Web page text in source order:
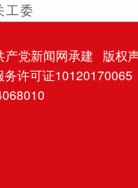
工委
党新闻网承建 版权
许可证10120170065